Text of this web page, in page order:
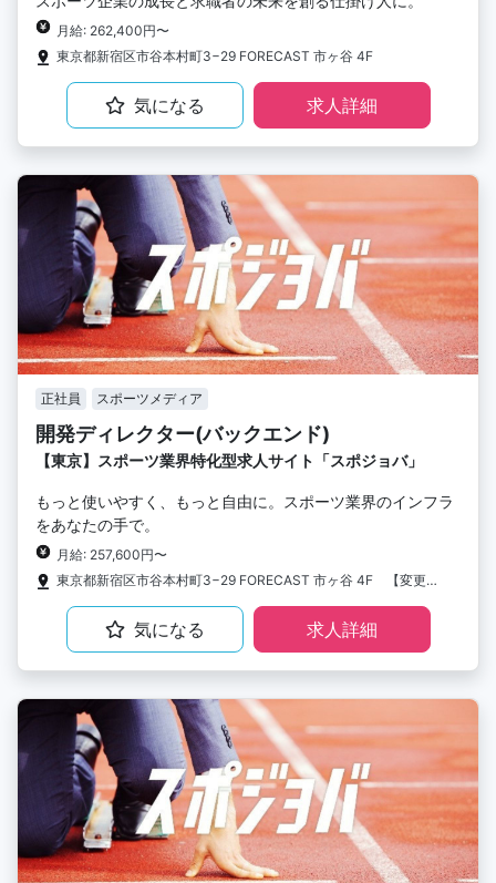
月給: 262,400円〜
東京都新宿区市谷本村町3−29 FORECAST 市ヶ谷 4F
気になる 求人詳細
正社員 スポーツメディア
開発ディレクター(バックエンド)
【東京】スポーツ業界特化型求人サイト「スポジョバ」
もっと使いやすく、もっと自由に。スポーツ業界のインフラ
をあなたの手で。
月給: 257,600円〜
東京都新宿区市谷本村町3−29 FORECAST 市ヶ谷 4F 【変更の範囲】会社の定める場所
気になる 求人詳細